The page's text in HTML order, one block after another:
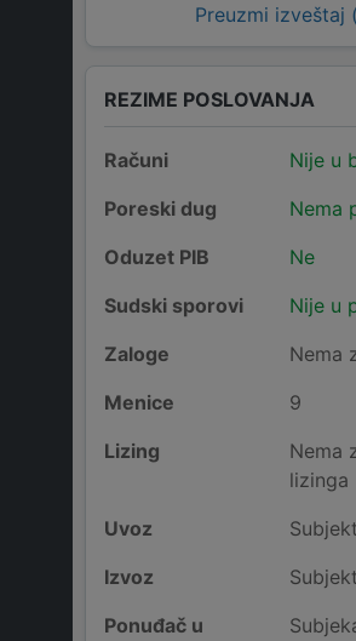
Preuzmi izveštaj
REZIME POSLOVANJA
Računi
Nije u
Poreski dug
Nema
Oduzet PIB
Ne
Sudski sporovi
Nije u
Zaloge
Nema
Menice
9
Lizing
Nema
lizinga
Uvoz
Izvoz
Ponuđač u